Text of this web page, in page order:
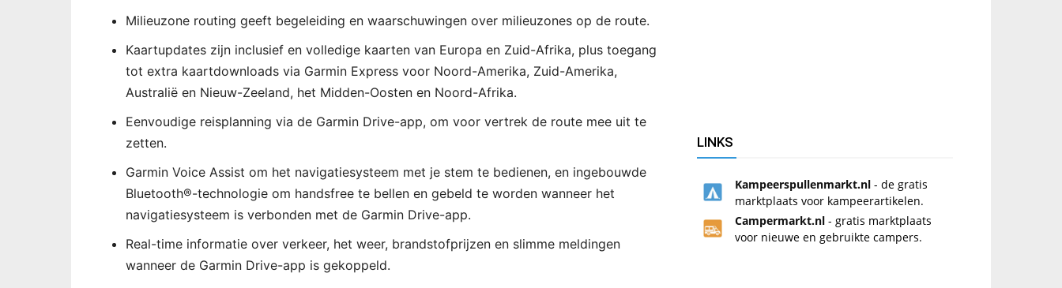
Milieuzone routing geeft begeleiding en waarschuwingen over milieuzones op de route.
Kaartupdates zijn inclusief en volledige kaarten van Europa en Zuid-Afrika, plus toegang
tot extra kaartdownloads via Garmin Express voor Noord-Amerika, Zuid-Amerika,
Australië en Nieuw-Zeeland, het Midden-Oosten en Noord-Afrika.
Eenvoudige reisplanning via de Garmin Drive-app, om voor vertrek de route mee uit te
zetten.
Garmin Voice Assist om het navigatiesysteem met je stem te bedienen, en ingebouwde
Bluetooth®-technologie om handsfree te bellen en gebeld te worden wanneer het
navigatiesysteem is verbonden met de Garmin Drive-app.
Real-time informatie over verkeer, het weer, brandstofprijzen en slimme meldingen
wanneer de Garmin Drive-app is gekoppeld.
LINKS
Kampeerspullenmarkt.nl - de gratis
marktplaats voor kampeerartikelen.
Campermarkt.nl - gratis marktplaats
voor nieuwe en gebruikte campers.